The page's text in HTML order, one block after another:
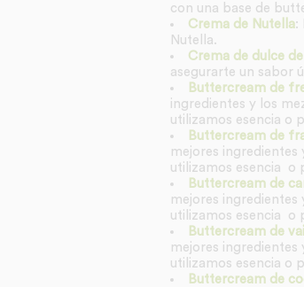
con una base de
Crema de Nutella:
Nutella.
Crema de dulce
asegurarte un sabor
Buttercream de
ingredientes y los
utilizamos esencia o
Buttercream de
mejores
utilizamos esencia o
Buttercream de
mejores
utilizamos esencia o
Buttercream de
mejores
utilizamos esencia o
Buttercream de